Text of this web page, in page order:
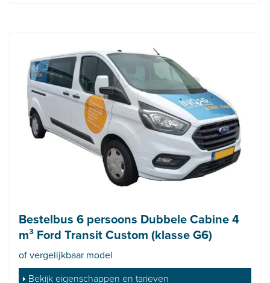
Bestelbus 6 persoons Dubbele Cabine 4
m³ Ford Transit Custom (klasse G6)
of vergelijkbaar model
Bekijk eigenschappen en tarieven